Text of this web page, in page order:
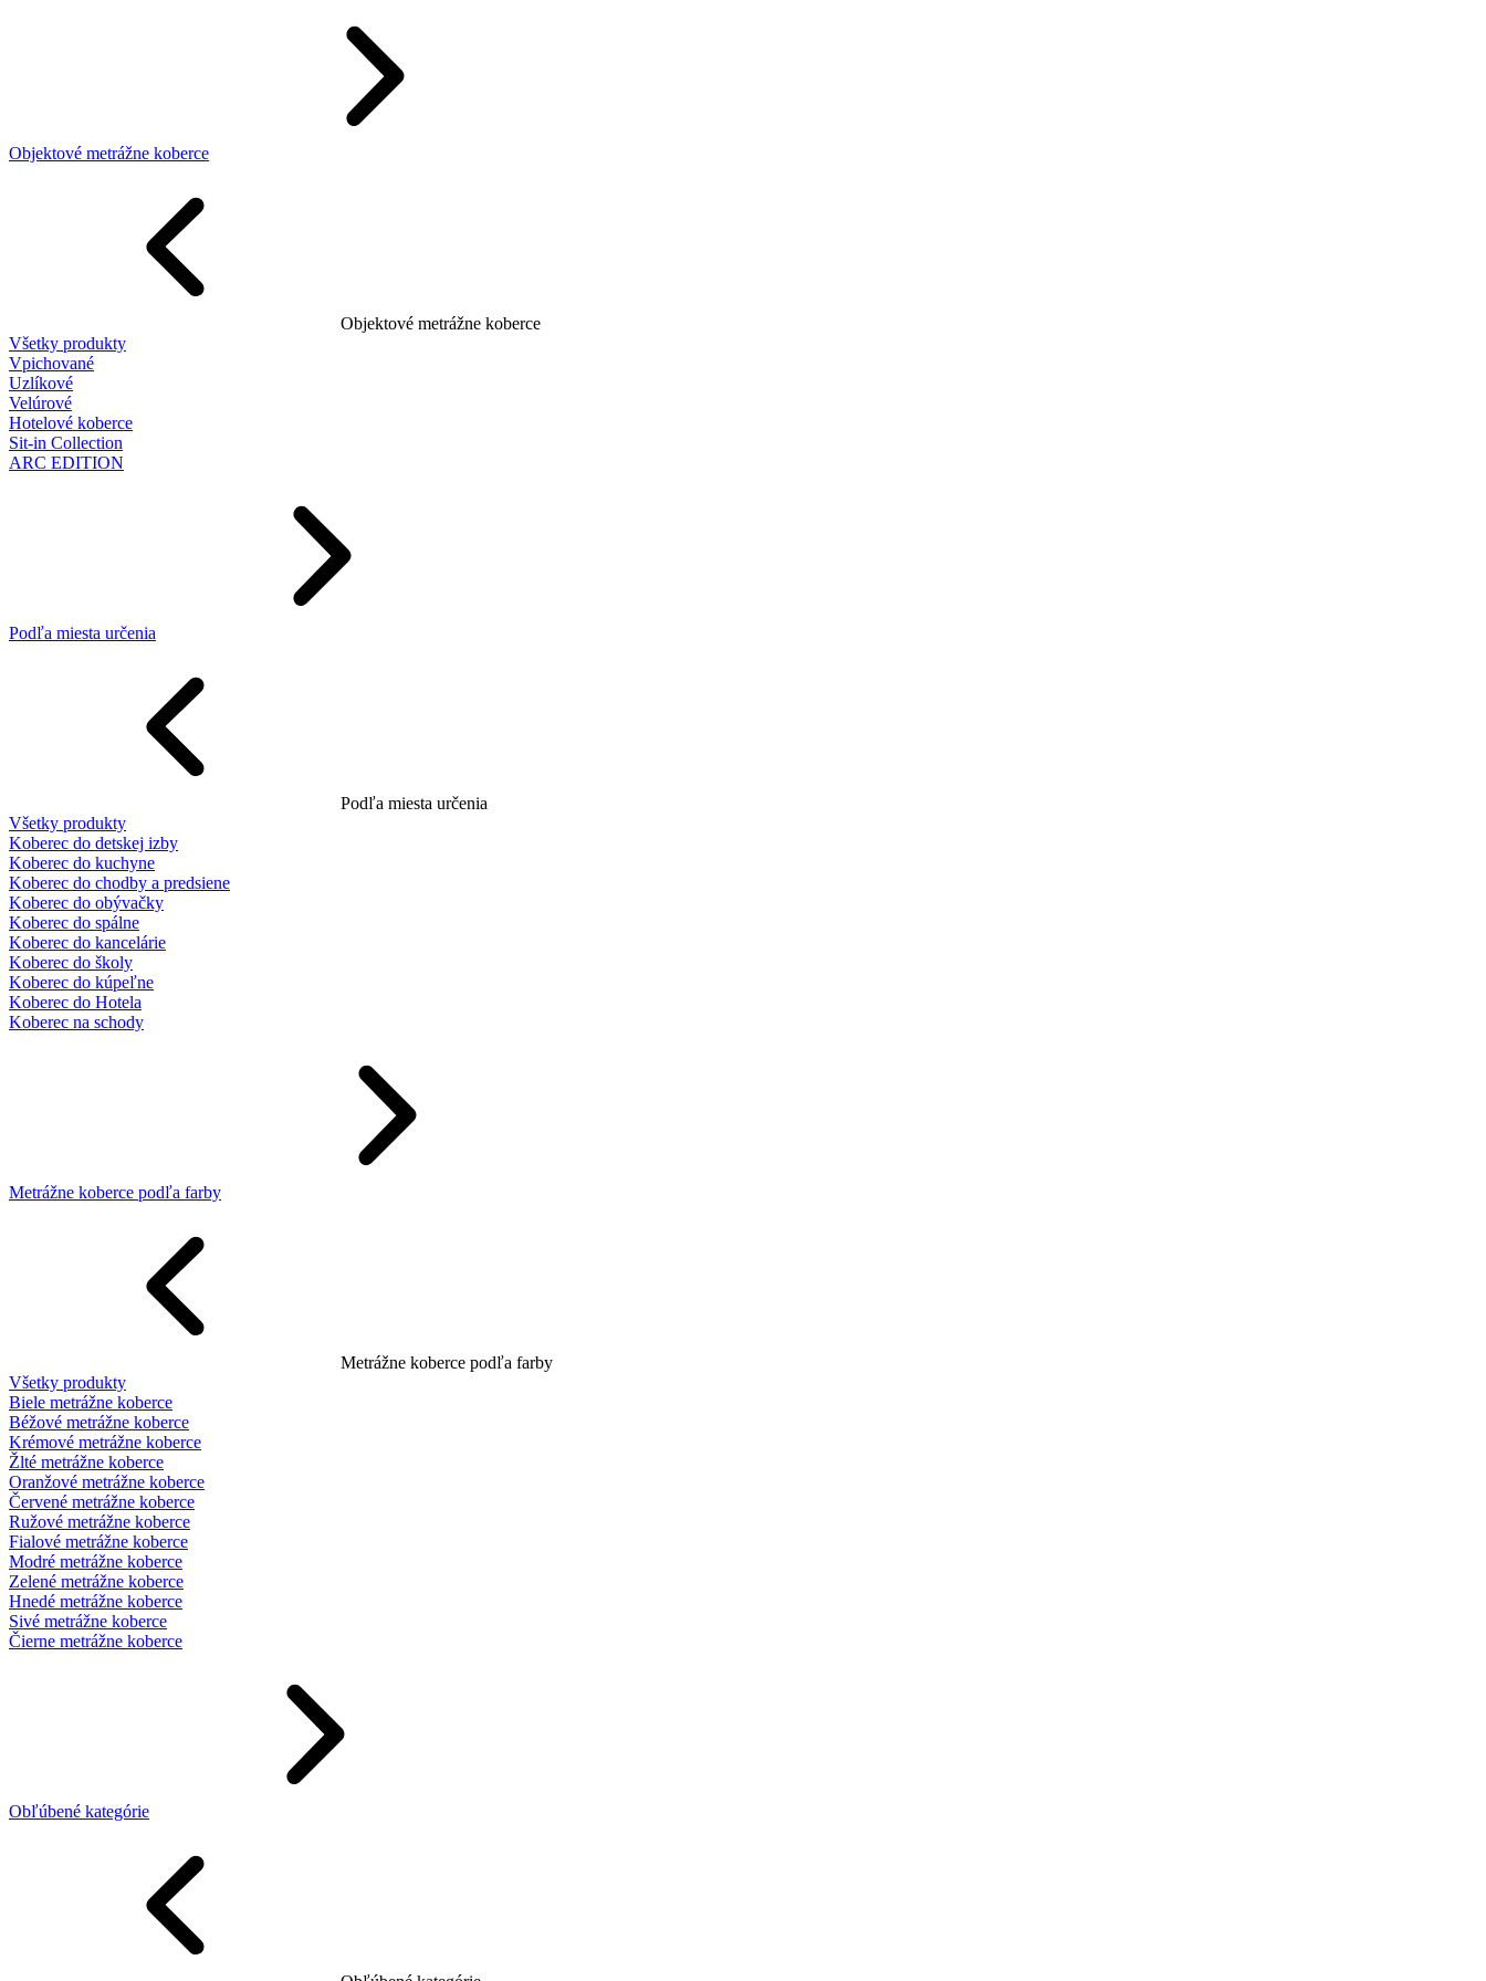
Objektové metrážne koberce
Objektové metrážne koberce
Všetky produkty
Vpichované
Uzlíkové
Velúrové
Hotelové koberce
Sit-in Collection
ARC EDITION
Podľa miesta určenia
Podľa miesta určenia
Všetky produkty
Koberec do detskej izby
Koberec do kuchyne
Koberec do chodby a predsiene
Koberec do obývačky
Koberec do spálne
Koberec do kancelárie
Koberec do školy
Koberec do kúpeľne
Koberec do Hotela
Koberec na schody
Metrážne koberce podľa farby
Metrážne koberce podľa farby
Všetky produkty
Biele metrážne koberce
Béžové metrážne koberce
Krémové metrážne koberce
Žlté metrážne koberce
Oranžové metrážne koberce
Červené metrážne koberce
Ružové metrážne koberce
Fialové metrážne koberce
Modré metrážne koberce
Zelené metrážne koberce
Hnedé metrážne koberce
Sivé metrážne koberce
Čierne metrážne koberce
Obľúbené kategórie